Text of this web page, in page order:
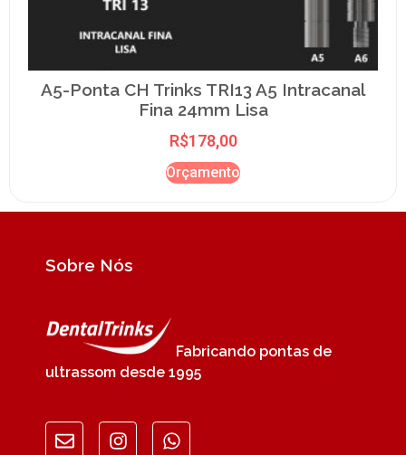
A5-Ponta CH Trinks TRI13 A5 Intracanal
Fina 24mm Lisa
R$178,00
Orçamento
Sobre Nós
Fabricando pontas de
ultrassom desde 1995